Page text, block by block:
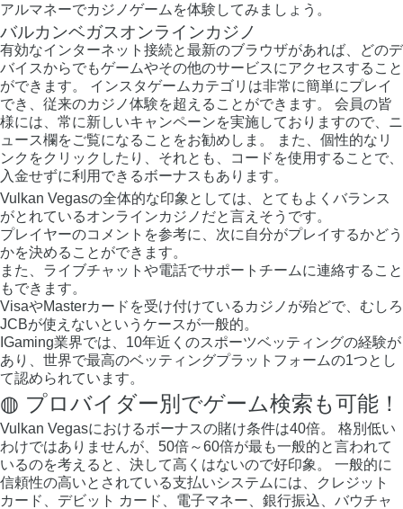
アルマネーでカジノゲームを体験してみましょう。
バルカンベガスオンラインカジノ
有効なインターネット接続と最新のブラウザがあれば、どのデ
バイスからでもゲームやその他のサービスにアクセスすること
ができます。 インスタゲームカテゴリは非常に簡単にプレイ
でき、従来のカジノ体験を超えることができます。 会員の皆
様には、常に新しいキャンペーンを実施しておりますので、ニ
ュース欄をご覧になることをお勧めしま。 また、個性的なリ
ンクをクリックしたり、それとも、コードを使用することで、
入金せずに利用できるボーナスもあります。
Vulkan Vegasの全体的な印象としては、とてもよくバランス
がとれているオンラインカジノだと言えそうです。
プレイヤーのコメントを参考に、次に自分がプレイするかどう
かを決めることができます。
また、ライブチャットや電話でサポートチームに連絡すること
もできます。
VisaやMasterカードを受け付けているカジノが殆どで、むしろ
JCBが使えないというケースが一般的。
IGaming業界では、10年近くのスポーツベッティングの経験が
あり、世界で最高のベッティングプラットフォームの1つとし
て認められています。
◍ プロバイダー別でゲーム検索も可能！
Vulkan Vegasにおけるボーナスの賭け条件は40倍。 格別低い
わけではありませんが、50倍～60倍が最も一般的と言われて
いるのを考えると、決して高くはないので好印象。 一般的に
信頼性の高いとされている支払いシステムには、クレジット
カード、デビット カード、電子マネー、銀行振込、バウチャ